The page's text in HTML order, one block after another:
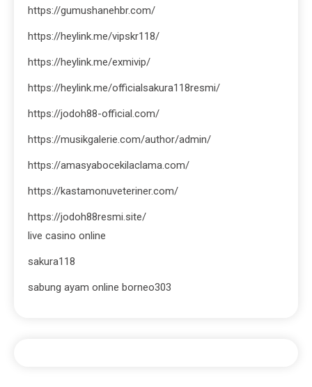
https://gumushanehbr.com/
https://heylink.me/vipskr118/
https://heylink.me/exmivip/
https://heylink.me/officialsakura118resmi/
https://jodoh88-official.com/
https://musikgalerie.com/author/admin/
https://amasyabocekilaclama.com/
https://kastamonuveteriner.com/
https://jodoh88resmi.site/
live casino online
sakura118
sabung ayam online borneo303